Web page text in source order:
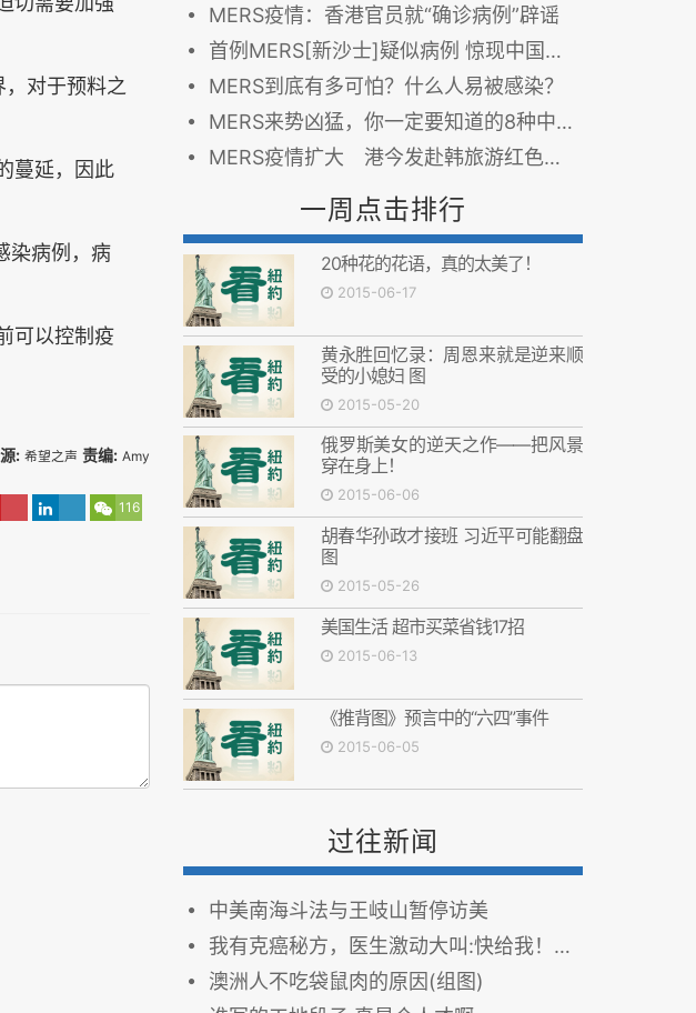
对于预料之
蔓延，因此
染病例，病
可以控制疫
: 希望之声 责编: Amy
116
MERS疫情：香港官员就“确诊病例”辟谣
首例MERS[新沙士]疑似病例 惊现中国境内!
MERS到底有多可怕？什么人易被感染？
MERS来势凶猛，你一定要知道的8种中西方防疫之法
MERS疫情扩大 港今发赴韩旅游红色警戒
一周点击排行
20种花的花语，真的太美了！
2015-06-17
黄永胜回忆录：周恩来就是逆来顺
受的小媳妇 图
2015-05-20
俄罗斯美女的逆天之作——把风景
穿在身上！
2015-06-06
胡春华孙政才接班 习近平可能翻盘
图
2015-05-26
美国生活 超市买菜省钱17招
2015-06-13
《推背图》预言中的“六四”事件
2015-06-05
过往新闻
中美南海斗法与王岐山暂停访美
我有克癌秘方，医生激动大叫:快给我！(图)
澳洲人不吃袋鼠肉的原因(组图)